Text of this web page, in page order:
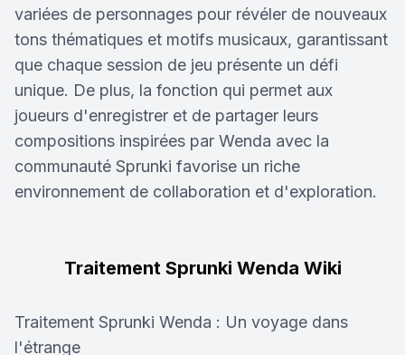
variées de personnages pour révéler de nouveaux
tons thématiques et motifs musicaux, garantissant
que chaque session de jeu présente un défi
unique. De plus, la fonction qui permet aux
joueurs d'enregistrer et de partager leurs
compositions inspirées par Wenda avec la
communauté Sprunki favorise un riche
environnement de collaboration et d'exploration.
Traitement Sprunki Wenda Wiki
Traitement Sprunki Wenda : Un voyage dans
l'étrange